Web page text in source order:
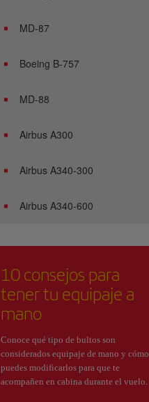
MD-87
Boeing B-757
MD-88
Airbus A300
Airbus A340-300
Airbus A340-600
10 consejos para
tener tu equipaje a
mano
Conoce qué tipo de bultos son
considerados equipaje de mano y cómo
puedes modificarlos para que te
acompañen en cabina durante el vuelo.